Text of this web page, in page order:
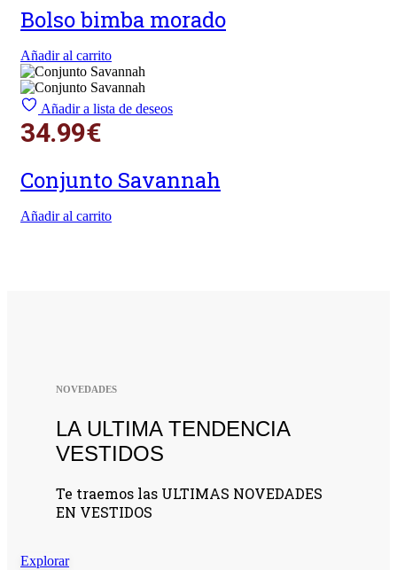
Bolso bimba morado
Añadir al carrito
Añadir a lista de deseos
34.99€
Conjunto Savannah
Añadir al carrito
NOVEDADES
LA ULTIMA TENDENCIA
VESTIDOS
Te traemos las ULTIMAS NOVEDADES
EN VESTIDOS
Explorar